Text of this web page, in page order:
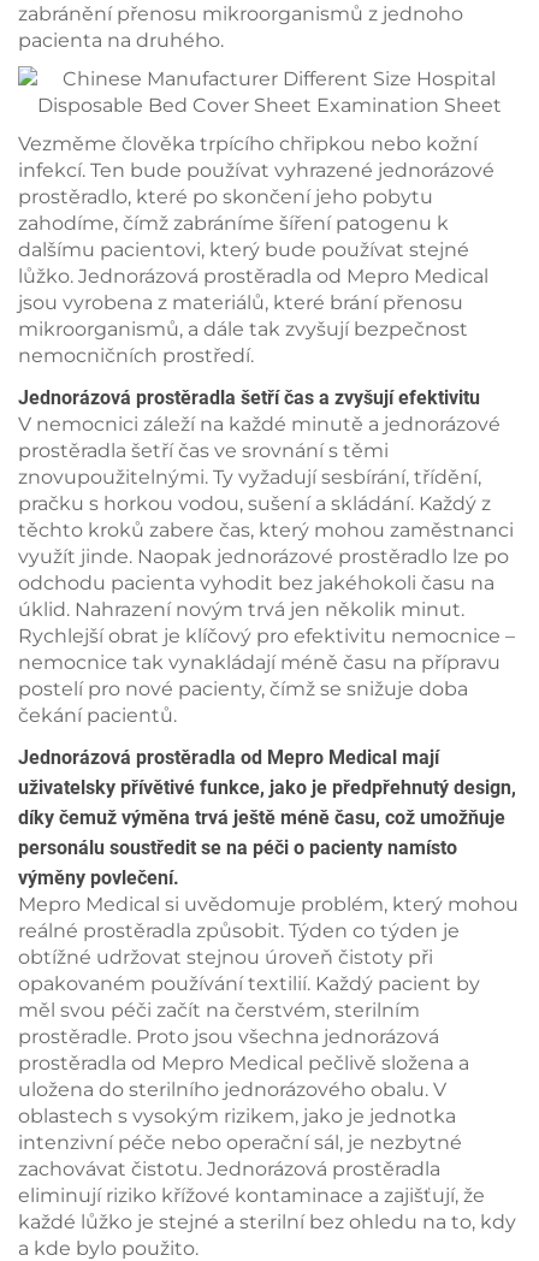
zabránění přenosu mikroorganismů z jednoho
pacienta na druhého.
Vezměme člověka trpícího chřipkou nebo kožní
infekcí. Ten bude používat vyhrazené jednorázové
prostěradlo, které po skončení jeho pobytu
zahodíme, čímž zabráníme šíření patogenu k
dalšímu pacientovi, který bude používat stejné
lůžko. Jednorázová prostěradla od Mepro Medical
jsou vyrobena z materiálů, které brání přenosu
mikroorganismů, a dále tak zvyšují bezpečnost
nemocničních prostředí.
Jednorázová prostěradla šetří čas a zvyšují efektivitu
V nemocnici záleží na každé minutě a jednorázové
prostěradla šetří čas ve srovnání s těmi
znovupoužitelnými. Ty vyžadují sesbírání, třídění,
pračku s horkou vodou, sušení a skládání. Každý z
těchto kroků zabere čas, který mohou zaměstnanci
využít jinde. Naopak jednorázové prostěradlo lze po
odchodu pacienta vyhodit bez jakéhokoli času na
úklid. Nahrazení novým trvá jen několik minut.
Rychlejší obrat je klíčový pro efektivitu nemocnice –
nemocnice tak vynakládají méně času na přípravu
postelí pro nové pacienty, čímž se snižuje doba
čekání pacientů.
Jednorázová prostěradla od Mepro Medical mají
uživatelsky přívětivé funkce, jako je předpřehnutý design,
díky čemuž výměna trvá ještě méně času, což umožňuje
personálu soustředit se na péči o pacienty namísto
výměny povlečení.
Mepro Medical si uvědomuje problém, který mohou
reálné prostěradla způsobit. Týden co týden je
obtížné udržovat stejnou úroveň čistoty při
opakovaném používání textilií. Každý pacient by
měl svou péči začít na čerstvém, sterilním
prostěradle. Proto jsou všechna jednorázová
prostěradla od Mepro Medical pečlivě složena a
uložena do sterilního jednorázového obalu. V
oblastech s vysokým rizikem, jako je jednotka
intenzivní péče nebo operační sál, je nezbytné
zachovávat čistotu. Jednorázová prostěradla
eliminují riziko křížové kontaminace a zajišťují, že
každé lůžko je stejné a sterilní bez ohledu na to, kdy
a kde bylo použito.